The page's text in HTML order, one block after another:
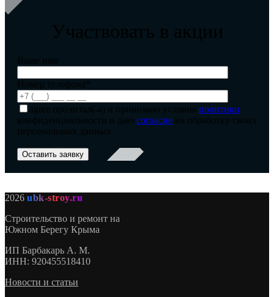
Участвовать в акции
Ваше имя
Номер телефона*
agree прочитал(-а) и принимаю условия политики
конфиденциальности и даю согласие на обработку своих
персональных данных
2026 ubk-stroy.ru
Строительство и ремонт на
Южном Берегу Крыма
ИП Барбакарь А. М.
ИНН: 920455518410
Новости и статьи